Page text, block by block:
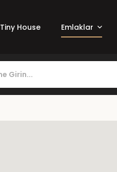
Tiny House Emlaklar